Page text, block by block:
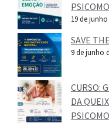
19 de junho
SAVE
9 de junho
CURSO:
DA